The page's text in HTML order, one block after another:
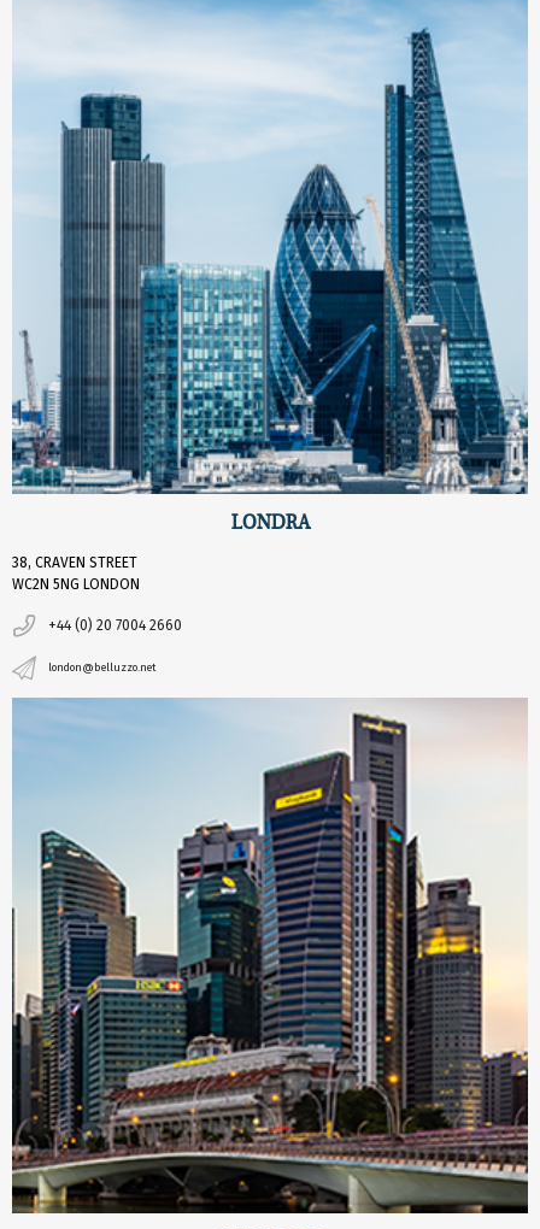
LONDRA
38, CRAVEN STREET
WC2N 5NG LONDON
+44 (0) 20 7004 2660
london@belluzzo.net